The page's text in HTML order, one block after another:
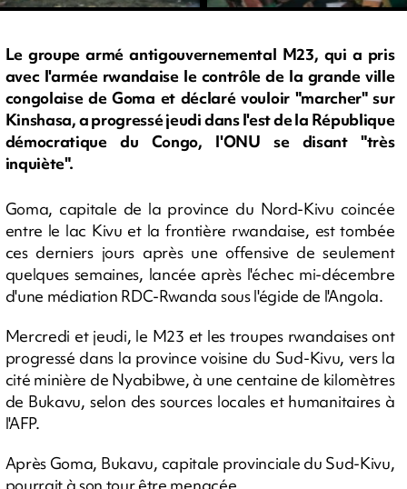
Le groupe armé antigouvernemental M23, qui a pris
avec l'armée rwandaise le contrôle de la grande ville
congolaise de Goma et déclaré vouloir "marcher" sur
Kinshasa, a progressé jeudi dans l'est de la République
démocratique du Congo, l'ONU se disant "très
inquiète".
Goma, capitale de la province du Nord-Kivu coincée
entre le lac Kivu et la frontière rwandaise, est tombée
ces derniers jours après une offensive de seulement
quelques semaines, lancée après l'échec mi-décembre
d'une médiation RDC-Rwanda sous l'égide de l'Angola.
Mercredi et jeudi, le M23 et les troupes rwandaises ont
progressé dans la province voisine du Sud-Kivu, vers la
cité minière de Nyabibwe, à une centaine de kilomètres
de Bukavu, selon des sources locales et humanitaires à
l'AFP.
Après Goma, Bukavu, capitale provinciale du Sud-Kivu,